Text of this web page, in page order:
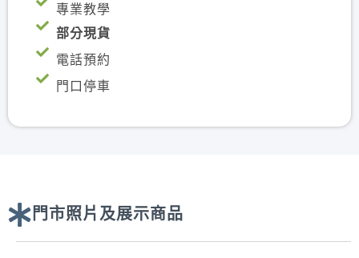
專業教學
部分現貨
電話預約
門口停車
門市照片及展示商品